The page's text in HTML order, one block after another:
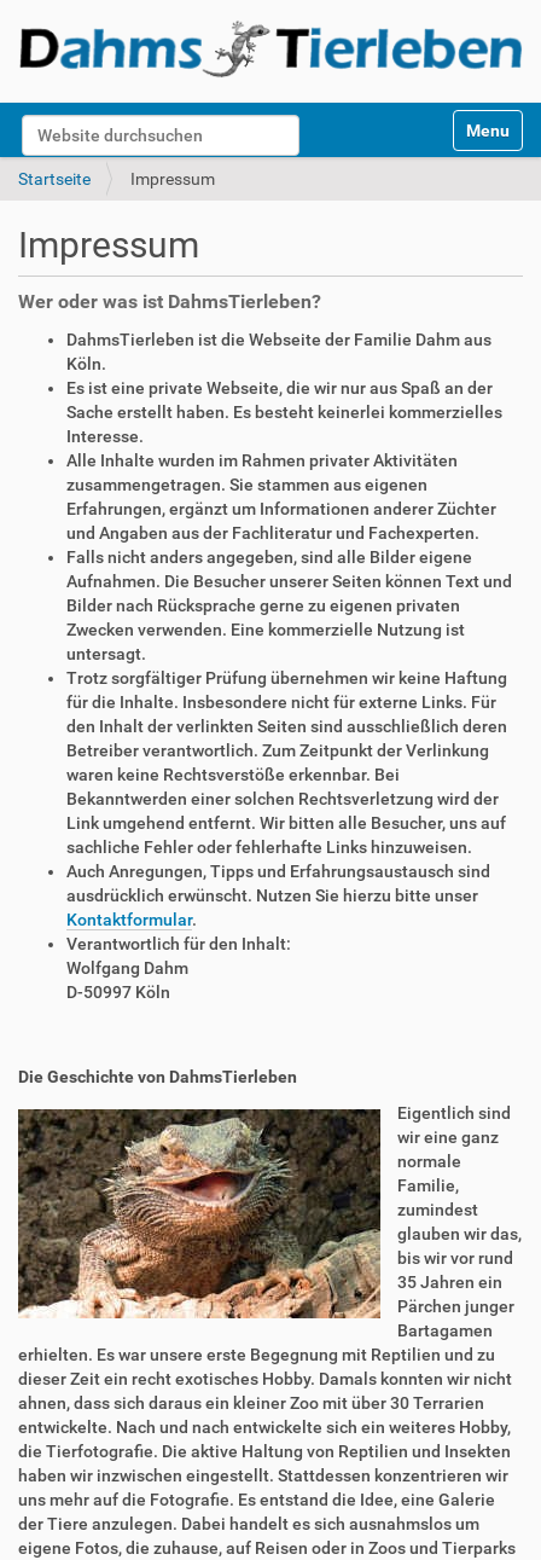
Website durchsuchen
k
Toggle
Startseite Impressum
Impressum
Wer oder was ist DahmsTierleben?
DahmsTierleben ist die Webseite der Familie Dahm aus
Köln.
Es ist eine private Webseite, die wir nur aus Spaß an der
Sache erstellt haben. Es besteht keinerlei kommerzielles
Interesse.
Alle Inhalte wurden im Rahmen privater Aktivitäten
zusammengetragen. Sie stammen aus eigenen
Erfahrungen, ergänzt um Informationen anderer Züchter
und Angaben aus der Fachliteratur und Fachexperten.
Falls nicht anders angegeben, sind alle Bilder eigene
Aufnahmen. Die Besucher unserer Seiten können Text und
Bilder nach Rücksprache gerne zu eigenen privaten
Zwecken verwenden. Eine kommerzielle Nutzung ist
untersagt.
Trotz sorgfältiger Prüfung übernehmen wir keine Haftung
für die Inhalte. Insbesondere nicht für externe Links. Für
den Inhalt der verlinkten Seiten sind ausschließlich deren
Betreiber verantwortlich. Zum Zeitpunkt der Verlinkung
waren keine Rechtsverstöße erkennbar. Bei
Bekanntwerden einer solchen Rechtsverletzung wird der
Link umgehend entfernt. Wir bitten alle Besucher, uns auf
sachliche Fehler oder fehlerhafte Links hinzuweisen.
Auch Anregungen, Tipps und Erfahrungsaustausch sind
ausdrücklich erwünscht. Nutzen Sie hierzu bitte unser
Kontaktformular.
Verantwortlich für den Inhalt:
Wolfgang Dahm
D-50997 Köln
Die Geschichte von DahmsTierleben
Eigentlich sind
wir eine ganz
normale
Familie,
zumindest
glauben wir das,
bis wir vor rund
35 Jahren ein
Pärchen junger
Bartagamen
erhielten. Es war unsere erste Begegnung mit Reptilien und zu
dieser Zeit ein recht exotisches Hobby. Damals konnten wir nicht
ahnen, dass sich daraus ein kleiner Zoo mit über 30 Terrarien
entwickelte. Nach und nach entwickelte sich ein weiteres Hobby,
die Tierfotografie. Die aktive Haltung von Reptilien und Insekten
haben wir inzwischen eingestellt. Stattdessen konzentrieren wir
uns mehr auf die Fotografie. Es entstand die Idee, eine Galerie
der Tiere anzulegen. Dabei handelt es sich ausnahmslos um
eigene Fotos, die zuhause, auf Reisen oder in Zoos und Tierparks